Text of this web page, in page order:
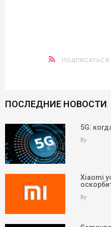
ПОДПИСАТЬСЯ
ПОСЛЕДНИЕ НОВОСТИ
5G:
By
Xiaomi
By